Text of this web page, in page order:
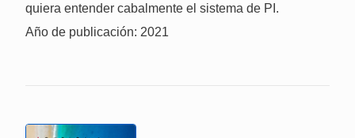
quiera entender cabalmente el sistema de PI.
Año de publicación: 2021